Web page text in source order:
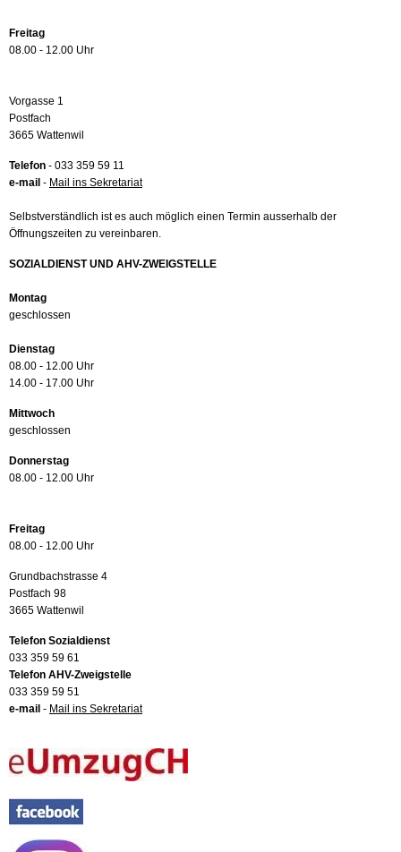
Freitag
08.00 - 12.00 Uhr
Vorgasse 1
Postfach
3665 Wattenwil
Telefon - 033 359 59 11
e-mail - Mail ins Sekretariat
Selbstverständlich ist es auch möglich einen Termin ausserhalb der
Öffnungszeiten zu vereinbaren.
SOZIALDIENST UND AHV-ZWEIGSTELLE
Montag
geschlossen
Dienstag
08.00 - 12.00 Uhr
14.00 - 17.00 Uhr
Mittwoch
geschlossen
Donnerstag
08.00 - 12.00 Uhr
Freitag
08.00 - 12.00 Uhr
Grundbachstrasse 4
Postfach 98
3665 Wattenwil
Telefon Sozialdienst
033 359 59 61
Telefon AHV-Zweigstelle
033 359 59 51
e-mail - Mail ins Sekretariat